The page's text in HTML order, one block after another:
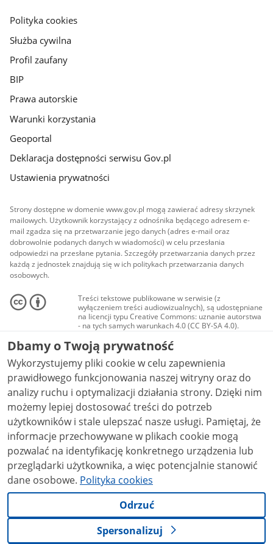
gov.pl
Polityka cookies
Służba cywilna
Profil zaufany
BIP
Prawa autorskie
Warunki korzystania
Geoportal
Deklaracja dostępności serwisu Gov.pl
Ustawienia prywatności
Strony dostępne w domenie www.gov.pl mogą zawierać adresy skrzynek
mailowych. Użytkownik korzystający z odnośnika będącego adresem e-
mail zgadza się na przetwarzanie jego danych (adres e-mail oraz
dobrowolnie podanych danych w wiadomości) w celu przesłania
odpowiedzi na przesłane pytania. Szczegóły przetwarzania danych przez
każdą z jednostek znajdują się w ich politykach przetwarzania danych
osobowych.
Treści tekstowe publikowane w serwisie (z
wyłączeniem treści audiowizualnych), są udostępniane
na licencji typu Creative Commons: uznanie autorstwa
- na tych samych warunkach 4.0 (CC BY-SA 4.0).
Materiały audiowizualne, w tym zdjęcia, materiały
audio i wideo, są udostępniane na licencji typu
Creative Commons: uznanie autorstwa użycie
niekomercyjne - bez utworów zależnych 4.0 (CC BY-
NC-ND 4.0), o ile nie jest to stwierdzone inaczej.
Dbamy o Twoją prywatność
Wykorzystujemy pliki cookie w celu zapewnienia
prawidłowego funkcjonowania naszej witryny oraz do
analizy ruchu i optymalizacji działania strony. Dzięki nim
możemy lepiej dostosować treści do potrzeb
użytkowników i stale ulepszać nasze usługi. Pamiętaj, że
informacje przechowywane w plikach cookie mogą
pozwalać na identyfikację konkretnego urządzenia lub
przeglądarki użytkownika, a więc potencjalnie stanowić
dane osobowe. Polityka cookies
Odrzuć
Spersonalizuj